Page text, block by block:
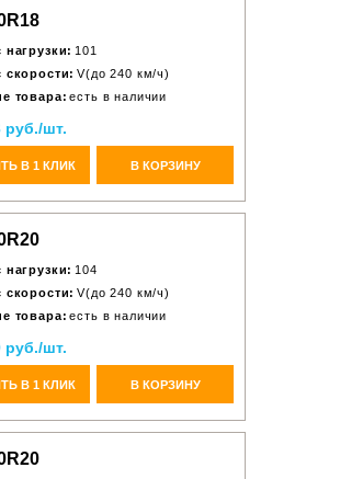
нагрузки: 101
скорости: V(до 240 км/ч)
товара: есть в наличии
руб./шт.
В 1 КЛИК В КОРЗИНУ
нагрузки: 104
скорости: V(до 240 км/ч)
товара: есть в наличии
руб./шт.
В 1 КЛИК В КОРЗИНУ